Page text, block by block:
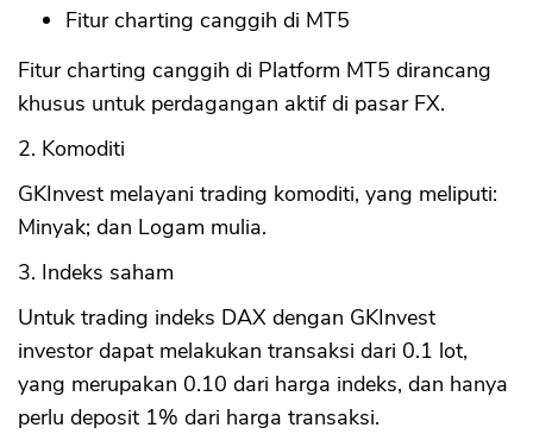
Fitur charting canggih di MT5
Fitur charting canggih di Platform MT5 dirancang
khusus untuk perdagangan aktif di pasar FX.
2. Komoditi
GKInvest melayani trading komoditi, yang meliputi:
Minyak; dan Logam mulia.
3. Indeks saham
Untuk trading indeks DAX dengan GKInvest
investor dapat melakukan transaksi dari 0.1 lot,
yang merupakan 0.10 dari harga indeks, dan hanya
perlu deposit 1% dari harga transaksi.